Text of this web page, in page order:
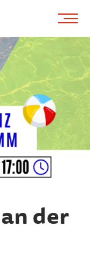
der